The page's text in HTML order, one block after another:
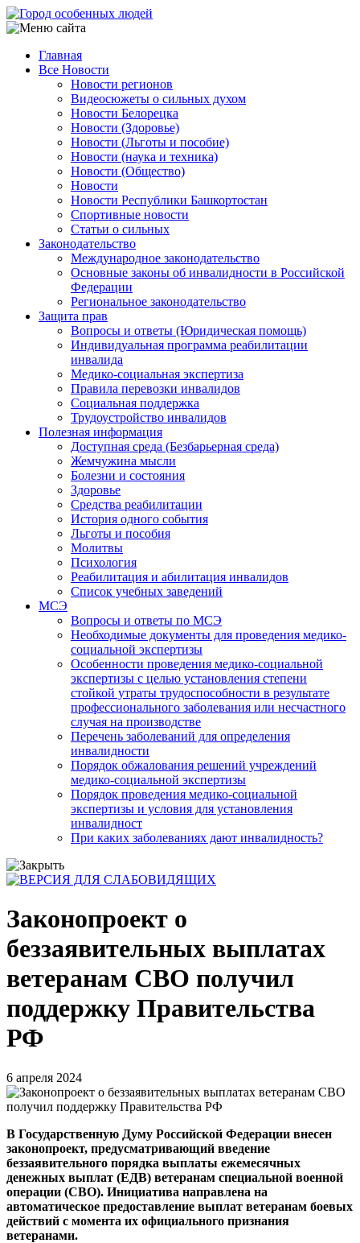
Перейти
к
содержанию
Main
navigation
Главная
Все Новости
Новости регионов
Видеосюжеты о сильных духом
Новости Белорецка
Новости (Здоровье)
Новости (Льготы и пособие)
Новости (наука и техника)
Новости (Общество)
Новости
Новости Республики Башкортостан
Спортивные новости
Статьи о сильных
Законодательство
Международное законодательство
Основные законы об инвалидности в Российской
Федерации
Региональное законодательство
Защита прав
Вопросы и ответы (Юридическая помощь)
Индивидуальная программа реабилитации
инвалида
Медико-социальная экспертиза
Правила перевозки инвалидов
Социальная поддержка
Трудоустройство инвалидов
Полезная информация
Доступная среда (Безбарьерная среда)
Жемчужина мысли
Болезни и состояния
Здоровье
Средства реабилитации
История одного события
Льготы и пособия
Молитвы
Психология
Реабилитация и абилитация инвалидов
Список учебных заведений
МСЭ
Вопросы и ответы по МСЭ
Необходимые документы для проведения медико-
социальной экспертизы
Особенности проведения медико-социальной
экспертизы с целью установления степени
стойкой утраты трудоспособности в результате
профессионального заболевания или несчастного
случая на производстве
Перечень заболеваний для определения
инвалидности
Порядок обжалования решений учреждений
медико-социальной экспертизы
Порядок проведения медико-социальной
экспертизы и условия для установления
инвалидност
При каких заболеваниях дают инвалидность?
Законопроект о
беззаявительных выплатах
ветеранам СВО получил
поддержку Правительства
РФ
6 апреля 2024
В Государственную Думу Российской Федерации внесен
законопроект, предусматривающий введение
беззаявительного порядка выплаты ежемесячных
денежных выплат (ЕДВ) ветеранам специальной военной
операции (СВО). Инициатива направлена на
автоматическое предоставление выплат ветеранам боевых
действий с момента их официального признания
ветеранами.